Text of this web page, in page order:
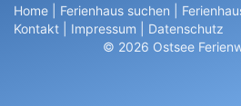
Home Ferienhaus suchen
Kontakt
Impressum
Datenschutz
© 2026 Ostsee